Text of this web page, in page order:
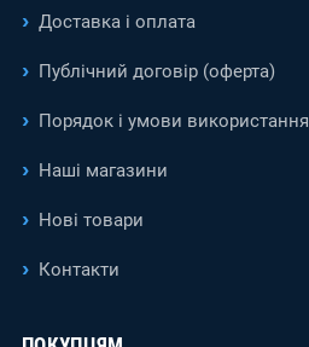
Доставка і оплата
Публічний договір (оферта)
Порядок і умови використання
Наші магазини
Нові товари
Контакти